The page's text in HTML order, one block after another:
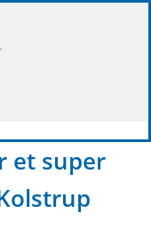
et super